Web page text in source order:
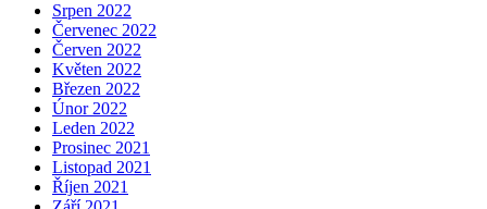
Srpen 2022
Červenec 2022
Červen 2022
Květen 2022
Březen 2022
Únor 2022
Leden 2022
Prosinec 2021
Listopad 2021
Říjen 2021